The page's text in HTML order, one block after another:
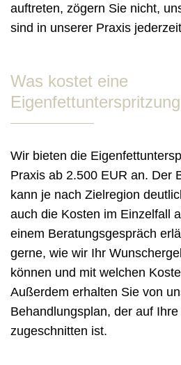
auftreten, zögern Sie nicht,
sind in unserer Praxis
Was kostet eine
Wir bieten die
Praxis ab 2.500 EUR an. Der
kann je nach Zielregion
auch die Kosten im Einzelfall
einem Beratungsgespräch
gerne, wie wir Ihr
können und mit welchen
Außerdem erhalten Sie von
Behandlungsplan, der auf
zugeschnitten ist.